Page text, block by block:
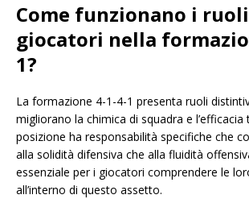
Come funzionano i
giocatori nella
1?
La formazione 4-1-4-1 presenta ruoli
migliorano la chimica di squadra e l’efficacia
posizione ha responsabilità specifiche che
alla solidità difensiva che alla fluidità
essenziale per i giocatori comprendere le
all’interno di questo assetto.